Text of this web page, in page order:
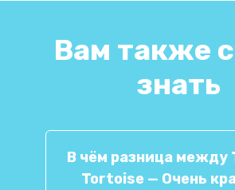
Вам также
знать
В чём разница между
Tortoise — Очень